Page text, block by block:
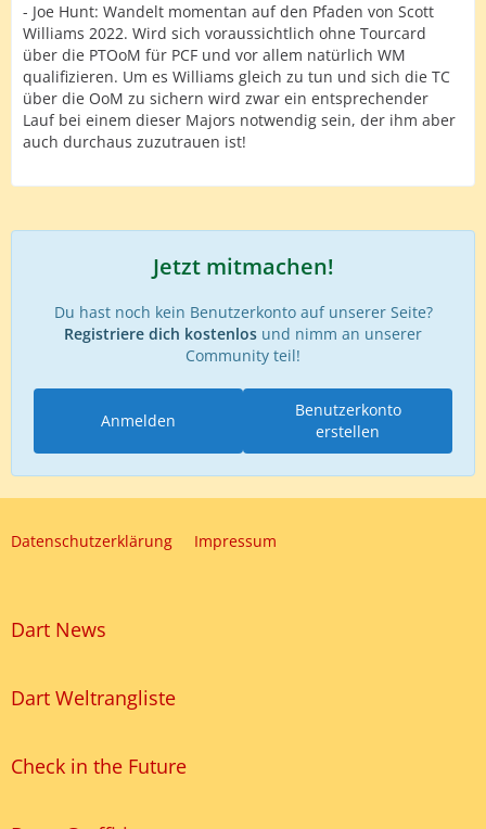
- Joe Hunt: Wandelt momentan auf den Pfaden von Scott
Williams 2022. Wird sich voraussichtlich ohne Tourcard
über die PTOoM für PCF und vor allem natürlich WM
qualifizieren. Um es Williams gleich zu tun und sich die TC
über die OoM zu sichern wird zwar ein entsprechender
Lauf bei einem dieser Majors notwendig sein, der ihm aber
auch durchaus zuzutrauen ist!
Jetzt mitmachen!
Du hast noch kein Benutzerkonto auf unserer Seite?
Registriere dich kostenlos und nimm an unserer
Community teil!
Benutzerkonto
erstellen
Anmelden
Datenschutzerklärung Impressum
Dart News
Dart Weltrangliste
Check in the Future